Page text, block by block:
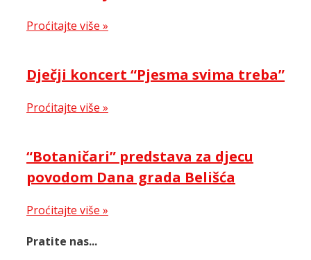
Proćitajte više »
Dječji koncert “Pjesma svima treba”
Proćitajte više »
“Botaničari” predstava za djecu
povodom Dana grada Belišća
Proćitajte više »
Pratite nas...